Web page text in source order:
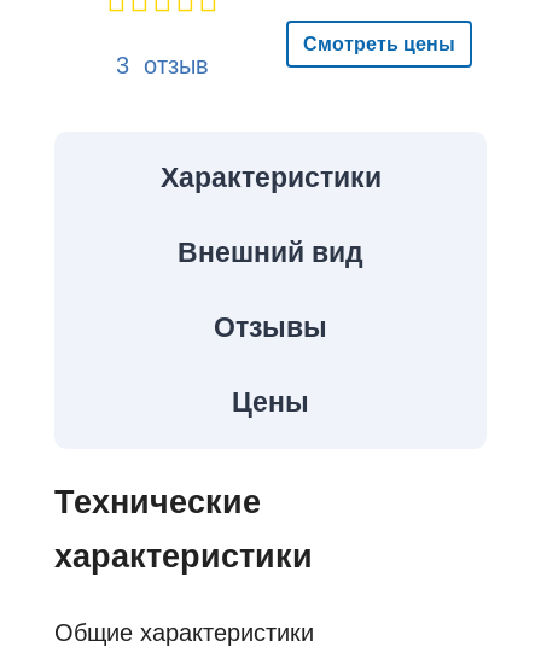
3 отзыв
Смотреть цены
Характеристики
Внешний вид
Отзывы
Цены
Технические
характеристики
Общие характеристики